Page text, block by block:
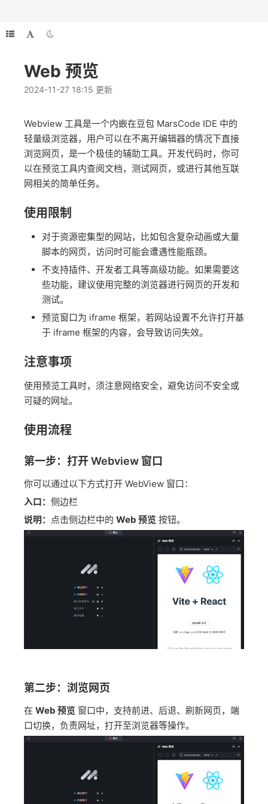
Web 预览
2024-11-27 18:15 更新
Webview 工具是一个内嵌在豆包 MarsCode IDE 中的
轻量级浏览器，用户可以在不离开编辑器的情况下直接
浏览网页，是一个极佳的辅助工具。开发代码时，你可
以在预览工具内查阅文档，测试网页，或进行其他互联
网相关的简单任务。
使用限制
对于资源密集型的网站，比如包含复杂动画或大量
脚本的网页，访问时可能会遭遇性能瓶颈。
不支持插件、开发者工具等高级功能。如果需要这
些功能，建议使用完整的浏览器进行网页的开发和
测试。
预览窗口为 iframe 框架，若网站设置不允许打开基
于 iframe 框架的内容，会导致访问失效。
注意事项
使用预览工具时，须注意网络安全，避免访问不安全或
可疑的网址。
使用流程
第一步：打开 Webview 窗口
你可以通过以下方式打开 WebView 窗口：
入口： 侧边栏
说明：
点击侧边栏中的 Web 预览 按钮。
第二步：浏览网页
在 Web 预览 窗口中，支持前进、后退、刷新网页，端
口切换，负责网址，打开至浏览器等操作。